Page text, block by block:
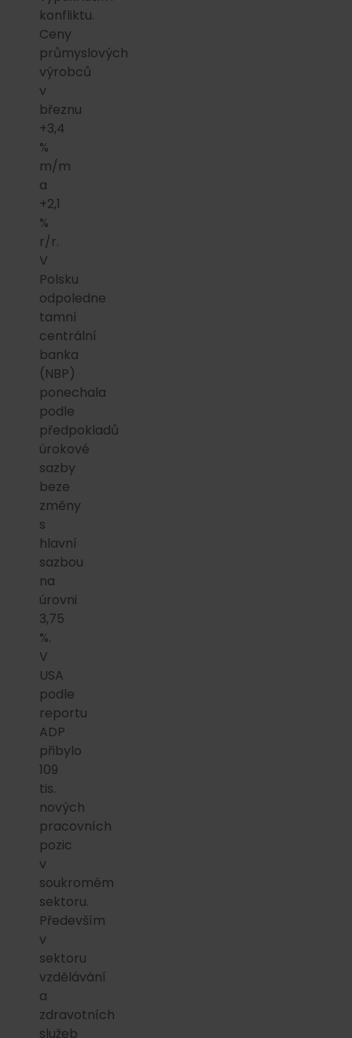
konfliktu.
Ceny
průmyslových
výrobců
v
březnu
+3,4
%
m/m
a
+2,1
%
r/r.
V
Polsku
odpoledne
tamní
centrální
banka
(NBP)
ponechala
podle
předpokladů
úrokové
sazby
beze
změny
s
hlavní
sazbou
na
úrovni
3,75
%.
V
USA
podle
reportu
ADP
přibylo
109
tis.
nových
pracovních
pozic
v
soukromém
sektoru.
Především
v
sektoru
vzdělávání
a
zdravotních
služeb